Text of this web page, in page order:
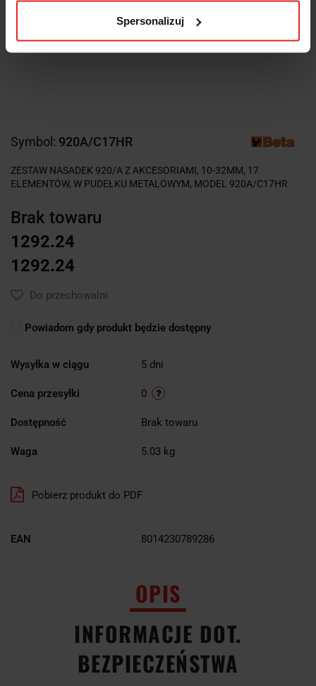
Spersonalizuj
Symbol: 920A/C17HR
ZESTAW NASADEK 920/A Z AKCESORIAMI, 10-32MM, 17
ELEMENTÓW, W PUDEŁKU METALOWYM, MODEL 920A/C17HR
Brak towaru
1292.24
1292.24
Do przechowalni
Powiadom gdy produkt będzie dostępny
Wysyłka w ciągu 5 dni
Cena przesyłki 0
Dostępność Brak towaru
Waga 5.03 kg
Pobierz produkt do PDF
EAN 8014230789286
OPIS
INFORMACJE DOT.
BEZPIECZEŃSTWA